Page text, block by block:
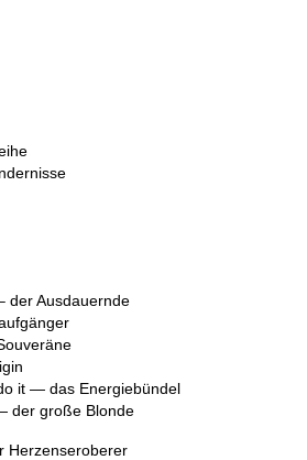
der Ausdauernde
it — das Energiebündel
der große Blonde
Herzenseroberer